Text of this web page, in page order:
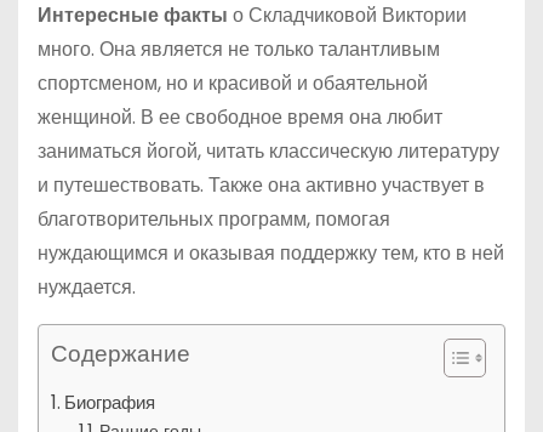
Интересные факты о Складчиковой Виктории
много. Она является не только талантливым
спортсменом, но и красивой и обаятельной
женщиной. В ее свободное время она любит
заниматься йогой, читать классическую литературу
и путешествовать. Также она активно участвует в
благотворительных программ, помогая
нуждающимся и оказывая поддержку тем, кто в ней
нуждается.
Содержание
Биография